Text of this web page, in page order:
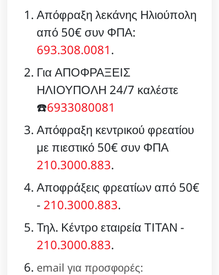
Απόφραξη λεκάνης Ηλιούπολη
από 50€ συν ΦΠΑ:
693.308.0081.
Για ΑΠΟΦΡΑΞΕΙΣ
ΗΛΙΟΥΠΟΛΗ 24/7 καλέστε
☎️6933080081
Απόφραξη κεντρικού φρεατίου
με πιεστικό 50€ συν ΦΠΑ
210.3000.883.
Αποφράξεις φρεατίων από 50€
- 210.3000.883.
Τηλ. Κέντρο εταιρεία ΤΙΤΑΝ -
210.3000.883.
email για προσφορές: